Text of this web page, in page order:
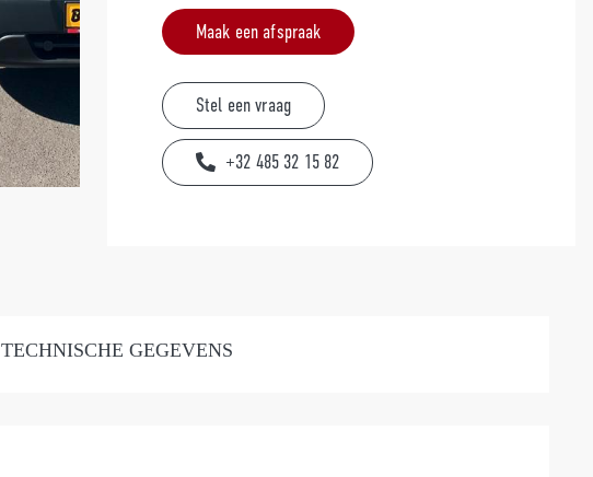
Maak een afspraak
Stel een vraag
+32 485 32 15 82
TECHNISCHE GEGEVENS